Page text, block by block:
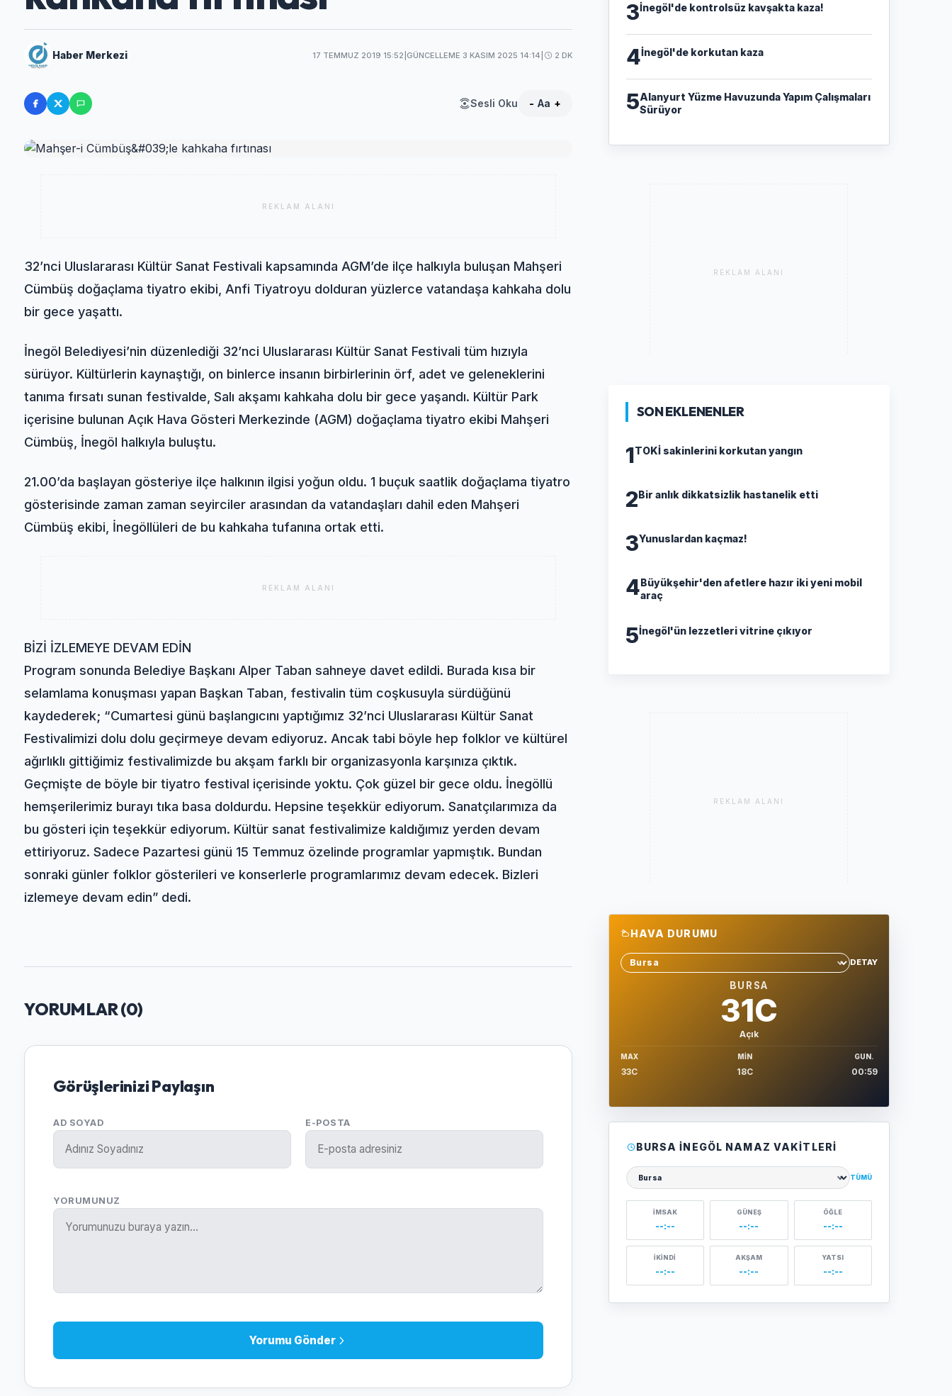
Haber Merkezi 17 TEMMUZ 2019 15:52 GÜNCELLEME 3 KASIM 2025 14:14 2 DK
Sesli Oku - Aa +
REKLAM ALANI
32’nci Uluslararası Kültür Sanat Festivali kapsamında AGM’de ilçe halkıyla buluşan Mahşeri
Cümbüş doğaçlama tiyatro ekibi, Anfi Tiyatroyu dolduran yüzlerce vatandaşa kahkaha dolu
bir gece yaşattı.
İnegöl Belediyesi’nin düzenlediği 32’nci Uluslararası Kültür Sanat Festivali tüm hızıyla
sürüyor. Kültürlerin kaynaştığı, on binlerce insanın birbirlerinin örf, adet ve geleneklerini
tanıma fırsatı sunan festivalde, Salı akşamı kahkaha dolu bir gece yaşandı. Kültür Park
içerisine bulunan Açık Hava Gösteri Merkezinde (AGM) doğaçlama tiyatro ekibi Mahşeri
Cümbüş, İnegöl halkıyla buluştu.
21.00’da başlayan gösteriye ilçe halkının ilgisi yoğun oldu. 1 buçuk saatlik doğaçlama tiyatro
gösterisinde zaman zaman seyirciler arasından da vatandaşları dahil eden Mahşeri
Cümbüş ekibi, İnegöllüleri de bu kahkaha tufanına ortak etti.
REKLAM ALANI
BİZİ İZLEMEYE DEVAM EDİN
Program sonunda Belediye Başkanı Alper Taban sahneye davet edildi. Burada kısa bir
selamlama konuşması yapan Başkan Taban, festivalin tüm coşkusuyla sürdüğünü
kaydederek; “Cumartesi günü başlangıcını yaptığımız 32’nci Uluslararası Kültür Sanat
Festivalimizi dolu dolu geçirmeye devam ediyoruz. Ancak tabi böyle hep folklor ve kültürel
ağırlıklı gittiğimiz festivalimizde bu akşam farklı bir organizasyonla karşınıza çıktık.
Geçmişte de böyle bir tiyatro festival içerisinde yoktu. Çok güzel bir gece oldu. İnegöllü
hemşerilerimiz burayı tıka basa doldurdu. Hepsine teşekkür ediyorum. Sanatçılarımıza da
bu gösteri için teşekkür ediyorum. Kültür sanat festivalimize kaldığımız yerden devam
ettiriyoruz. Sadece Pazartesi günü 15 Temmuz özelinde programlar yapmıştık. Bundan
sonraki günler folklor gösterileri ve konserlerle programlarımız devam edecek. Bizleri
izlemeye devam edin” dedi.
YORUMLAR (0)
Görüşlerinizi Paylaşın
AD SOYAD E-POSTA
YORUMUNUZ
Yorumu Gönder
3İnegöl'de kontrolsüz kavşakta kaza!
4İnegöl'de korkutan kaza
5Alanyurt Yüzme Havuzunda Yapım Çalışmaları
Sürüyor
REKLAM ALANI
SON EKLENENLER
1TOKİ sakinlerini korkutan yangın
2Bir anlık dikkatsizlik hastanelik etti
3Yunuslardan kaçmaz!
4Büyükşehir'den afetlere hazır iki yeni mobil
araç
5İnegöl'ün lezzetleri vitrine çıkıyor
REKLAM ALANI
HAVA DURUMU
Sehir sec
DETAY
BURSA
31C
Açık
MAX
33C
MIN
18C
GUN.
00:59
BURSA İNEGÖL NAMAZ VAKITLERI
Şehir seçin
TÜMÜ
İMSAK
--:--
GÜNEŞ
--:--
ÖĞLE
--:--
İKINDI
--:--
AKŞAM
--:--
YATSI
--:--